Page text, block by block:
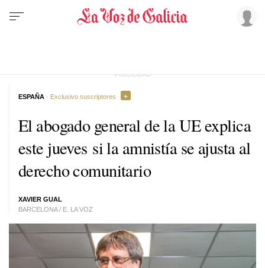
El abogado general de la UE explica
este jueves si la amnistía se ajusta al
derecho comunitario
XAVIER GUAL
BARCELONA / E. LA VOZ
ESPAÑA · Exclusivo suscriptores